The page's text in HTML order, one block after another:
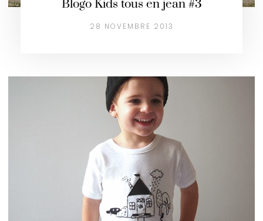
Blogo Kids tous en jean #3
28 NOVEMBRE 2013